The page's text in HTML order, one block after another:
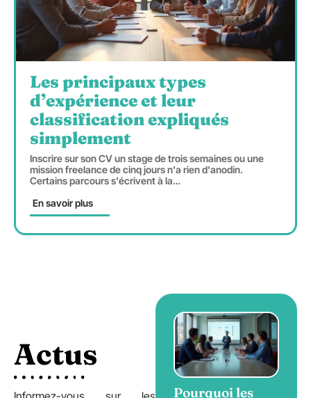
Les principaux types
d’expérience et leur
classification expliqués
simplement
Inscrire sur son CV un stage de trois semaines ou une
mission freelance de cinq jours n'a rien d'anodin.
Certains parcours s'écrivent à la…
En savoir plus
Actus
Pourquoi les